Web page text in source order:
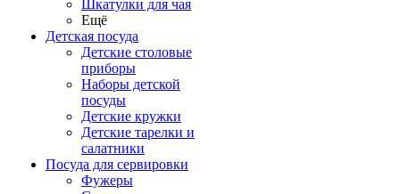
Шкатулки для чая
Ещё
Детская посуда
Детские столовые
приборы
Наборы детской
посуды
Детские кружки
Детские тарелки и
салатники
Посуда для сервировки
Фужеры